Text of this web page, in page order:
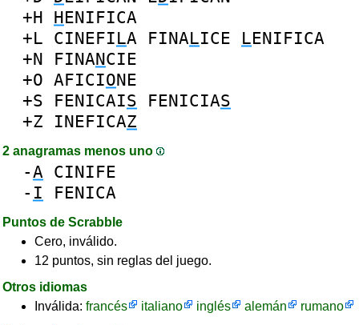
+H HENIFICA
+L CINEFILA FINALICE LENIFICA
+N FINANCIE
+O AFICIONE
+S FENICAIS FENICIAS
+Z INEFICAZ
2 anagramas menos uno
-A CINIFE
- I FENICA
Puntos de Scrabble
Cero, inválido.
12 puntos, sin reglas del juego.
Otros idiomas
Inválida: francés italiano inglés alemán
rumano